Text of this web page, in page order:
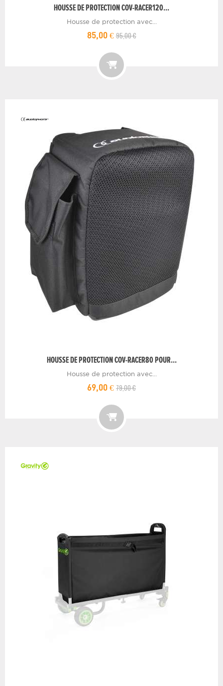
HOUSSE DE PROTECTION COV-RACER120...
Housse de protection avec...
85,00 €95,00 €
HOUSSE DE PROTECTION COV-RACER80 POUR...
Housse de protection avec...
69,00 € 79,00 €